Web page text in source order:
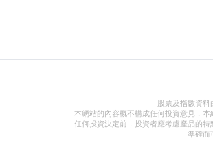
股票及指數資
本網站的內容概不構成任何投資意見，
任何投資決定前，投資者應考慮產品的
準確而